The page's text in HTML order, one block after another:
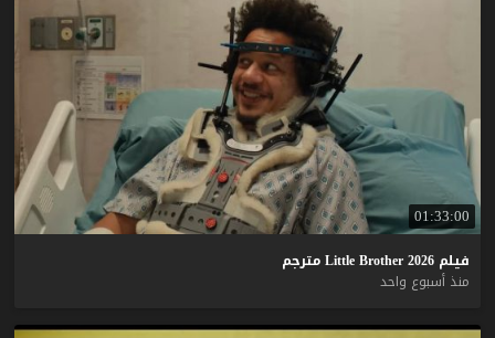
01:33:00
فيلم Little Brother 2026
مترجم
منذ أسبوع واحد